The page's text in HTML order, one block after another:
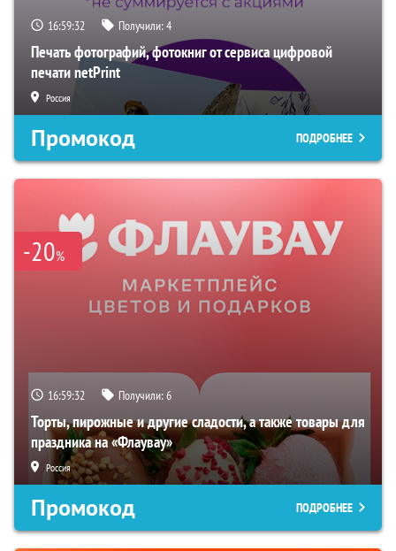
16:59:32 Получили:4
Печать фотографий, фотокниг от сервиса цифровой
печати netPrint
Россия
Промокод ПОДРОБНЕЕ
-20%
16:59:32 Получили:6
Торты, пирожные и другие сладости, а также товары для
праздника на «Флаувау»
Россия
Промокод ПОДРОБНЕЕ